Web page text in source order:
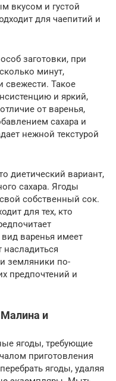
вкусом и густой
для чаепитий и
заготовки, при
минут,
свежести. Такое
и яркий,
от варенья,
сахара и
нежной текстурой
диетический вариант,
сахара. Ягоды
собственный сок.
для тех, кто
варенья имеет
земляники по-
предпочтений и
Малина и
ягоды, требующие
приготовления
ягоды, удаляя